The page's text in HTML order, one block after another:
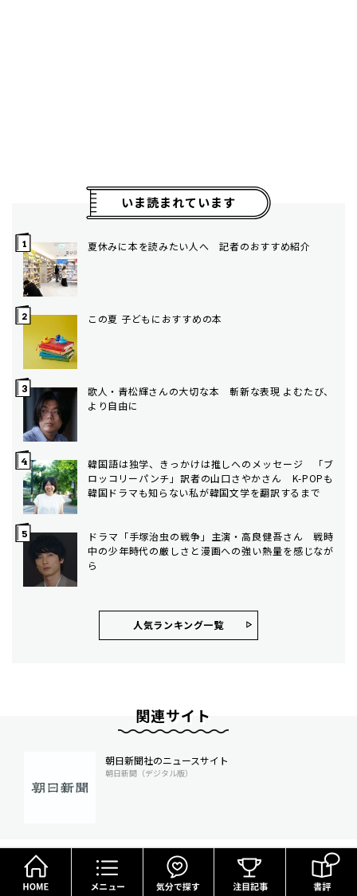
いま読まれています
夏休みに本を読みたい人へ 記者のおすすめ紹介
この夏 子どもにおすすめの本
歌人・青松輝さんの大切な本 斬新な表現 よむたび、
より自由に
韓国語は独学、きっかけは推しへのメッセージ 「ブ
ロッコリーパンチ」訳者の山口さやかさん K-POPも
韓国ドラマも知らない私が韓国文学を翻訳するまで
ドラマ「手塚治虫の戦争」主演・高良健吾さん 戦時
中の少年時代の厳しさと漫画への強い熱量を感じなが
ら
人気ランキング⼀覧
関連サイト
朝日新聞社のニュースサイト
朝日新聞（デジタル版）